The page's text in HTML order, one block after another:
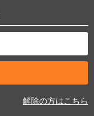
解除の方はこちら